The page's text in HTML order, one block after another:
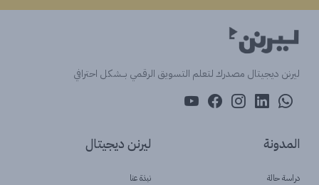
ليرنن ديجيتال مصدرك لتعلم التسويق الرقمي بــشكل احترافي
المدونة
دراسة حالة
ليرنن ديجيتال
نبذة عنا